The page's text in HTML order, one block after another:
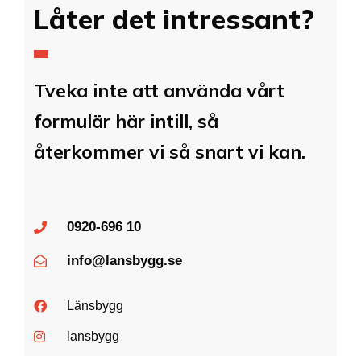
Låter det intressant?
Tveka inte att använda vårt
formulär här intill, så
återkommer vi så snart vi kan.
0920-696 10
info@lansbygg.se
Länsbygg
lansbygg